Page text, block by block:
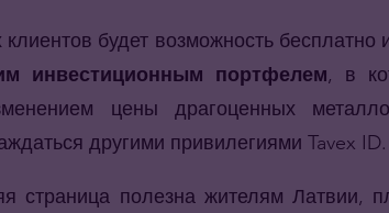
будет возможность бесплатно
инвестиционным портфелем, в
цены драгоценных
другими привилегиями Tavex ID.
страница полезна жителям Латвии,